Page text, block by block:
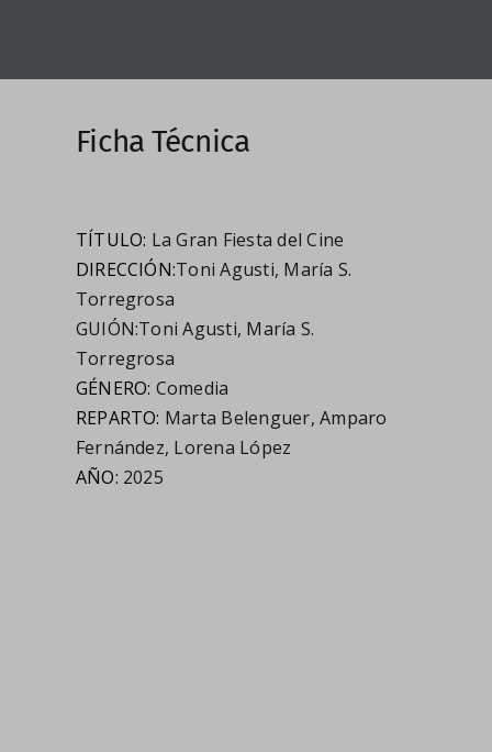
Ficha Técnica
TÍTULO: La Gran Fiesta del Cine
DIRECCIÓN:Toni Agusti, María S.
Torregrosa
GUIÓN:Toni Agusti, María S.
Torregrosa
GÉNERO: Comedia
REPARTO: Marta Belenguer,Amparo
Fernández, Lorena López
AÑO: 2025